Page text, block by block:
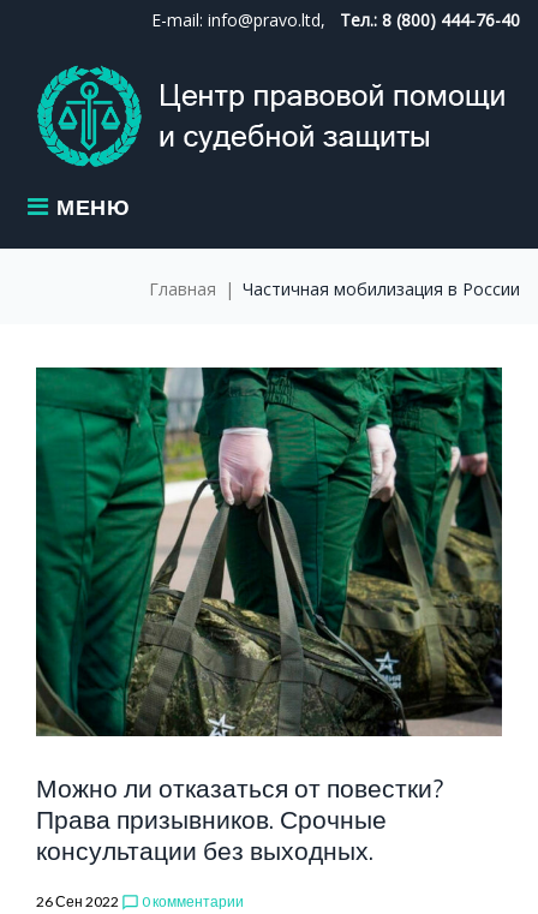
content
E-mail: info@pravo.ltd, Тел.: 8 (800) 444-76-40
МЕНЮ
Главная | Частичная мобилизация в России
МЕТКА:
ЧАСТИЧНАЯ
В
РОССИИ
Можно ли отказаться от повестки?
Права призывников. Срочные
консультации без выходных.
26 Сен 2022 chat_bubble_outline 0 комментарии